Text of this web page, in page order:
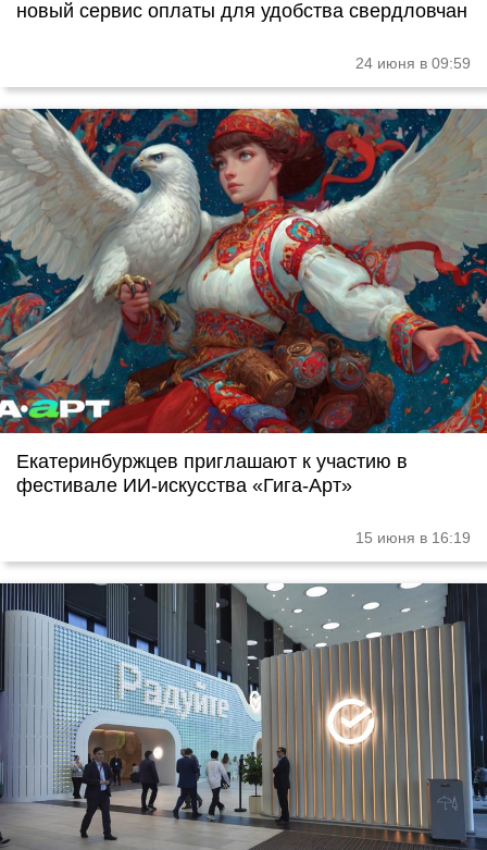
новый сервис оплаты для удобства свердловчан
24 июня в 09:59
Екатеринбуржцев приглашают к участию в
фестивале ИИ-искусства «Гига-Арт»
15 июня в 16:19